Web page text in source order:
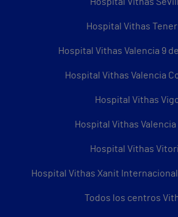
Hospital Vithas
Hospital Vithas Valencia 9
Hospital Vithas Valencia
Hospital Vithas
Hospital Vithas Valencia
Hospital Vithas
Hospital Vithas Xanit
Todos los centros